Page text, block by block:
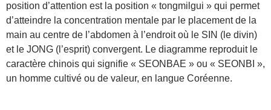
position d’attention est la position « tongmilgui » qui permet
d’atteindre la concentration mentale par le placement de la
main au centre de l’abdomen à l’endroit où le SIN (le divin)
et le JONG (l’esprit) convergent. Le diagramme reproduit le
caractère chinois qui signifie « SEONBAE » ou « SEONBI »,
un homme cultivé ou de valeur, en langue Coréenne.